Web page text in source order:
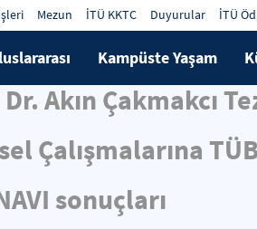
Mezun İTÜ KKTC Duyurular İTÜ
Kampüste Yaşam
Akın Çakmakcı
Çalışmalarına
sonuçları